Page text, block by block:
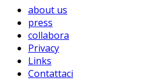
about us
press
collabora
Privacy
Links
Contattaci